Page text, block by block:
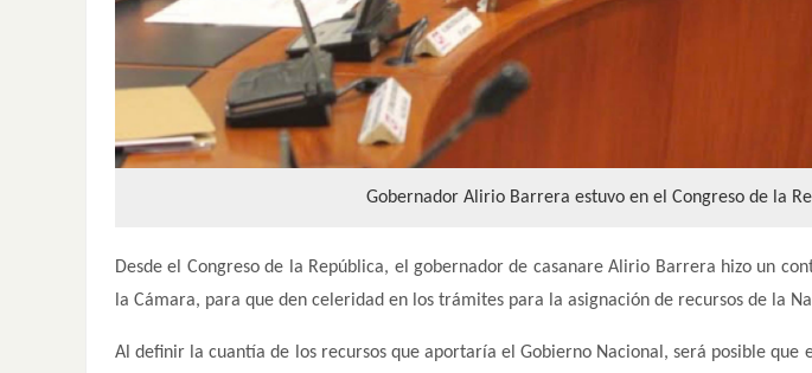
Gobernador Alirio Barrera estuvo en el Congreso de la
Desde el Congreso de la República, el gobernador de casanare Alirio Barrera hizo un
la Cámara, para que den celeridad en los trámites para la asignación de recursos de la
Al definir la cuantía de los recursos que aportaría el Gobierno Nacional, será posible